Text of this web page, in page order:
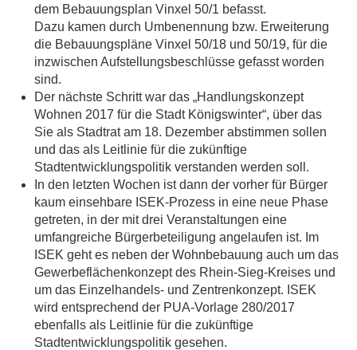
dem Bebauungsplan Vinxel 50/1 befasst.
Dazu kamen durch Umbenennung bzw. Erweiterung
die Bebauungspläne Vinxel 50/18 und 50/19, für die
inzwischen Aufstellungsbeschlüsse gefasst worden
sind.
Der nächste Schritt war das „Handlungskonzept
Wohnen 2017 für die Stadt Königswinter“, über das
Sie als Stadtrat am 18. Dezember abstimmen sollen
und das als Leitlinie für die zukünftige
Stadtentwicklungspolitik verstanden werden soll.
In den letzten Wochen ist dann der vorher für Bürger
kaum einsehbare ISEK-Prozess in eine neue Phase
getreten, in der mit drei Veranstaltungen eine
umfangreiche Bürgerbeteiligung angelaufen ist. Im
ISEK geht es neben der Wohnbebauung auch um das
Gewerbeflächenkonzept des Rhein-Sieg-Kreises und
um das Einzelhandels- und Zentrenkonzept. ISEK
wird entsprechend der PUA-Vorlage 280/2017
ebenfalls als Leitlinie für die zukünftige
Stadtentwicklungspolitik gesehen.